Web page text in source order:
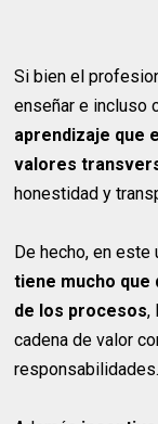
Si bien el
enseñar e incluso
aprendizaje que
valores
honestidad y
De hecho, en
tiene mucho que
de los procesos,
cadena de valor
responsabilidades.